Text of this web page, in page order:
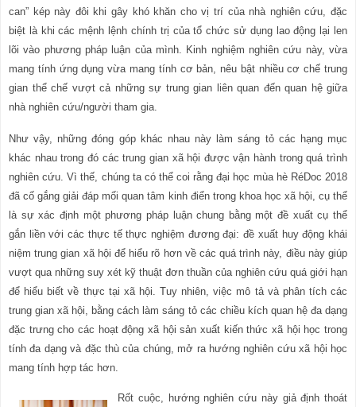
can” kép này đôi khi gây khó khăn cho vị trí của nhà nghiên cứu, đặc
biệt là khi các mệnh lệnh chính trị của tổ chức sử dụng lao động lại len
lõi vào phương pháp luận của mình. Kinh nghiệm nghiên cứu này, vừa
mang tính ứng dụng vừa mang tính cơ bản, nêu bật nhiều cơ chế trung
gian thể chế vượt cả những sự trung gian liên quan đến quan hệ giữa
nhà nghiên cứu/người tham gia.
Như vậy, những đóng góp khác nhau này làm sáng tỏ các hạng mục
khác nhau trong đó các trung gian xã hội được vận hành trong quá trình
nghiên cứu. Vì thế, chúng ta có thể coi rằng đại học mùa hè RéDoc 2018
đã cố gắng giải đáp mối quan tâm kinh điển trong khoa học xã hội, cụ thể
là sự xác định một phương pháp luận chung bằng một đề xuất cụ thể
gắn liền với các thực tế thực nghiệm đương đại: đề xuất huy động khái
niệm trung gian xã hội để hiểu rõ hơn về các quá trình này, điều này giúp
vượt qua những suy xét kỹ thuật đơn thuần của nghiên cứu quá giới hạn
để hiểu biết về thực tại xã hội. Tuy nhiên, việc mô tả và phân tích các
trung gian xã hội, bằng cách làm sáng tỏ các chiều kích quan hệ đa dạng
đặc trưng cho các hoạt động xã hội sản xuất kiến thức xã hội học trong
tính đa dạng và đặc thù của chúng, mở ra hướng nghiên cứu xã hội học
mang tính hợp tác hơn.
Rốt cuộc, hướng nghiên cứu này giả định thoát